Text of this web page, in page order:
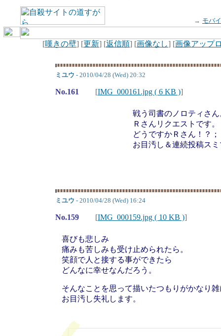
→ モバ
[嘆きの壁] [更新] [返信順] [画像なし] [画像アップ
ミユウ - 2010/04/28 (Wed) 20:32
No.161 [IMG_000161.jpg ( 6 KB )]
戦う司書のノロティさん
Ｒさんリクエストです。
どうですかＲさん！？；
お目汚し＆連続投稿ス
ミユウ - 2010/04/28 (Wed) 16:24
No.159 [IMG_000159.jpg ( 10 KB )]
喜びも悲しみ
痛みも苦しみも受け止められたら。
笑顔で人と接する事ができたら
どんなに幸せなんだろう。
そんなことを思って描いたつもりがかなり
お目汚し失礼します。